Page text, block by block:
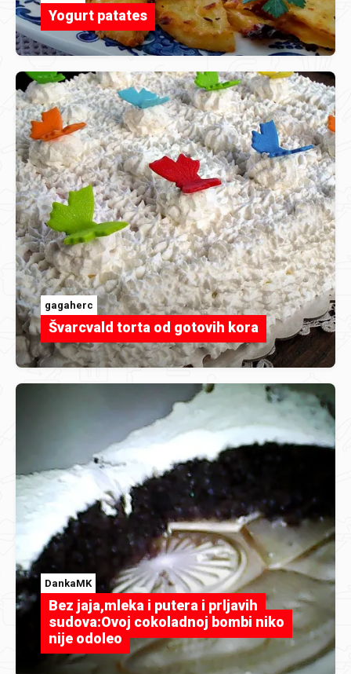
Yogurt patates
gagaherc
Švarcvald torta od gotovih kora
DankaMK
Bez jaja,mleka i putera i prljavih
sudova:Ovoj cokoladnoj bombi niko
nije odoleo